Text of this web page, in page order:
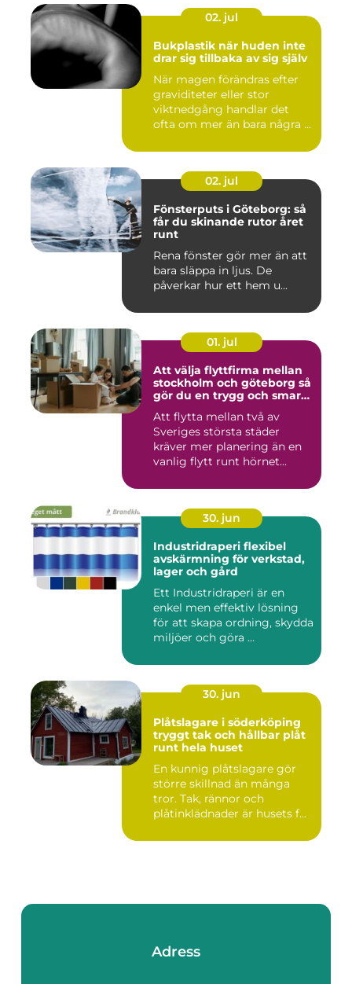
02. jul
Bukplastik när huden inte
drar sig tillbaka av sig själv
När magen förändras efter
graviditeter eller stor
viktnedgång handlar det
ofta om mer än bara några ...
02. jul
Fönsterputs i Göteborg: så
får du skinande rutor året
runt
Rena fönster gör mer än att
bara släppa in ljus. De
påverkar hur ett hem u...
01. jul
Att välja flyttfirma mellan
stockholm och göteborg så
gör du en trygg och smart
Att flytta mellan två av
Sveriges största städer
kräver mer planering än en
vanlig flytt runt hörnet...
30. jun
Industridraperi flexibel
avskärmning för verkstad,
lager och gård
Ett Industridraperi är en
enkel men effektiv lösning
för att skapa ordning, skydda
miljöer och göra ...
30. jun
Plåtslagare i söderköping
tryggt tak och hållbar plåt
runt hela huset
En kunnig plåtslagare gör
större skillnad än många
tror. Tak, rännor och
plåtinklädnader är husets f...
Adress